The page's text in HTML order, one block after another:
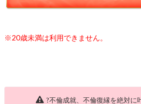
※20歳未満は利用できません。
?不倫成就、不倫復縁を絶対に